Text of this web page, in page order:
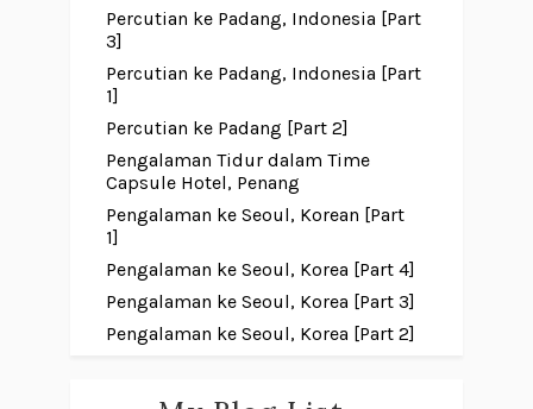
Percutian ke Padang, Indonesia [Part
3]
Percutian ke Padang, Indonesia [Part
1]
Percutian ke Padang [Part 2]
Pengalaman Tidur dalam Time
Capsule Hotel, Penang
Pengalaman ke Seoul, Korean [Part
1]
Pengalaman ke Seoul, Korea [Part 4]
Pengalaman ke Seoul, Korea [Part 3]
Pengalaman ke Seoul, Korea [Part 2]